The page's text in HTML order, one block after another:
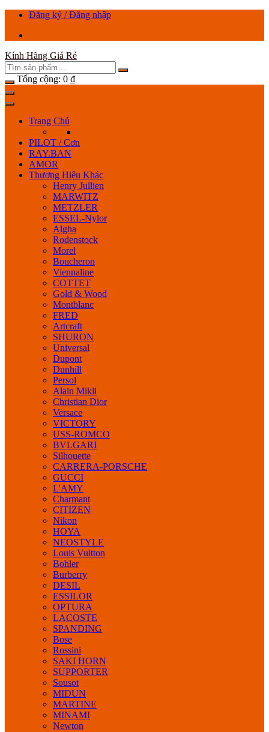
ChuyểnĐăng ký / Đăng nhập
Kính Hãng Giá Rẻ
Tổng cộng: 0 ₫
Trang Chủ
PILOT / Cơn
RAY.BAN
AMOR
Thương Hiệu Khác
Henry Jullien
MARWITZ
METZLER
ESSEL-Nylor
Algha
Rodenstock
Morel
Boucheron
Viennaline
COTTET
Gold & Wood
Montblanc
FRED
Artcraft
SHURON
Universal
Dupont
Dunhill
Persol
Alain Mikli
Christian Dior
Versace
VICTORY
USS-ROMCO
BVLGARI
Silhouette
CARRERA-PORSCHE
GUCCI
L'AMY
Charmant
CITIZEN
Nikon
HOYA
NEOSTYLE
Louis Vuitton
Bohler
Burberry
DESIL
ESSILOR
OPTURA
LACOSTE
SPANDING
Bose
Rossini
SAKI HORN
SUPPORTER
Sousot
MIDUN
MARTINE
MINAMI
Newton